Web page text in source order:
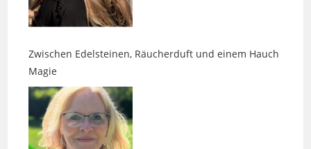
Zwischen Edelsteinen, Räucherduft und einem Hauch